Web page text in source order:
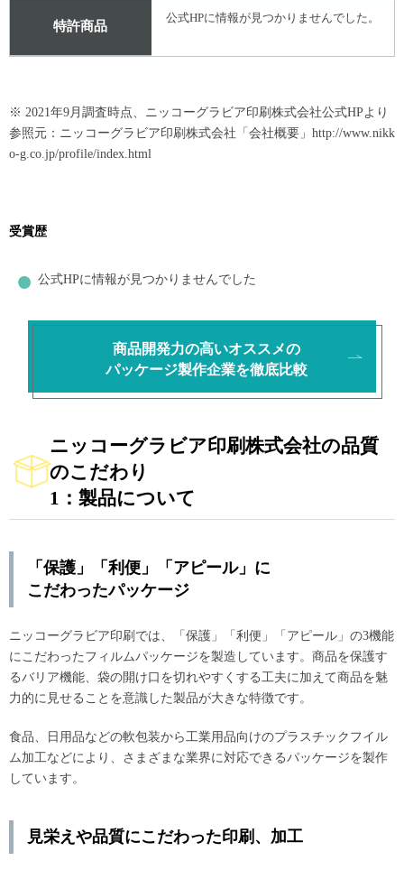
特許商品
公式HPに情報が見つかりませんでした。
※ 2021年9月調査時点、ニッコーグラビア印刷株式会社公式HPより
参照元：ニッコーグラビア印刷株式会社「会社概要」 http://www.nikk
o-g.co.jp/profile/index.html
受賞歴
公式HPに情報が見つかりませんでした
商品開発力の高いオススメの
パッケージ製作企業を徹底比較
ニッコーグラビア印刷株式会社の品質
のこだわり
1：製品について
「保護」「利便」「アピール」に
こだわったパッケージ
ニッコーグラビア印刷では、「保護」「利便」「アピール」の3機能
にこだわったフィルムパッケージを製造しています。商品を保護す
るバリア機能、袋の開け口を切れやすくする工夫に加えて商品を魅
力的に見せることを意識した製品が大きな特徴です。
食品、日用品などの軟包装から工業用品向けのプラスチックフイル
ム加工などにより、さまざまな業界に対応できるパッケージを製作
しています。
見栄えや品質にこだわった印刷、加工